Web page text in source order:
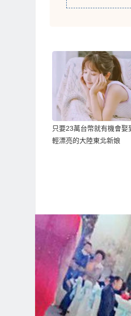
只要23萬台幣就有機會娶
輕漂亮的大陸東北新娘